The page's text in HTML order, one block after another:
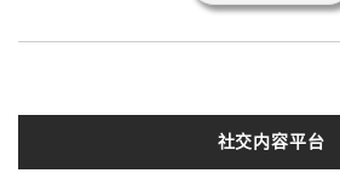
社交内容平台